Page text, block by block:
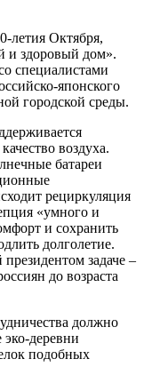
летия Октября,
и здоровый дом».
специалистами
японского
городской среды.
воздуха.
батареи
рециркуляция
«умного и
и сохранить
долголетие.
президентом задаче –
до возраста
должно
эко-деревни
подобных